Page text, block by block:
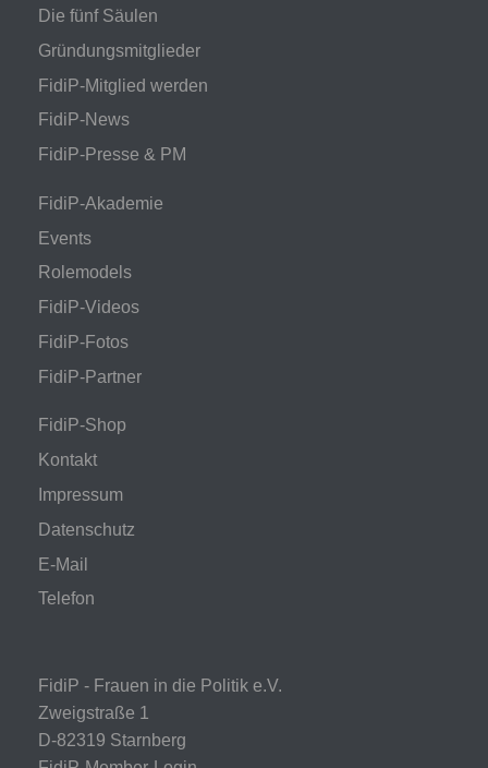
Die fünf Säulen
Gründungsmitglieder
FidiP-Mitglied werden
FidiP-News
FidiP-Presse & PM
FidiP-Akademie
Events
Rolemodels
FidiP-Videos
FidiP-Fotos
FidiP-Partner
FidiP-Shop
Kontakt
Impressum
Datenschutz
E-Mail
Telefon
FidiP - Frauen in die Politik e.V.
Zweigstraße 1
D-82319 Starnberg